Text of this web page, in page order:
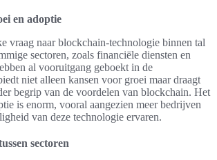
en adoptie
vraag naar blockchain-technologie binnen tal
sectoren, zoals financiële diensten en
al vooruitgang geboekt in de
niet alleen kansen voor groei maar draagt
begrip van de voordelen van blockchain. Het
is enorm, vooral aangezien meer bedrijven
van deze technologie ervaren.
sectoren